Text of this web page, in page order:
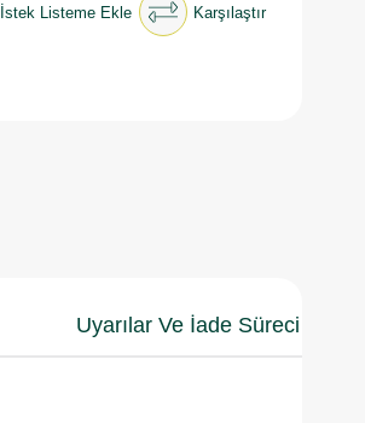
İstek Listeme Ekle Karşılaştır
Uyarılar Ve İade Süreci